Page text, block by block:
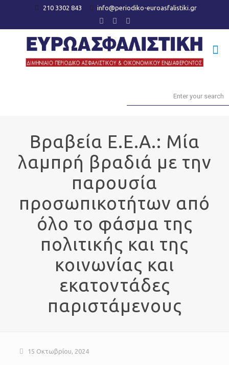
210 3302 843 info@periodiko-euroasfalistiki.gr
Βραβεία Ε.Ε.Α.: Μία
λαμπρή βραδιά με την
παρουσία
προσωπικοτήτων από
όλο το φάσμα της
πολιτικής και της
κοινωνίας και
εκατοντάδες
παριστάμενους
15 Οκτωβρίου, 2024